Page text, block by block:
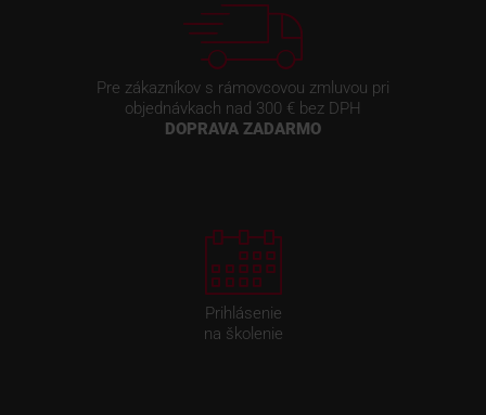
Pre zákazníkov s rámovcovou zmluvou pri
objednávkach nad 300 € bez DPH
DOPRAVA ZADARMO
Prihlásenie
na školenie